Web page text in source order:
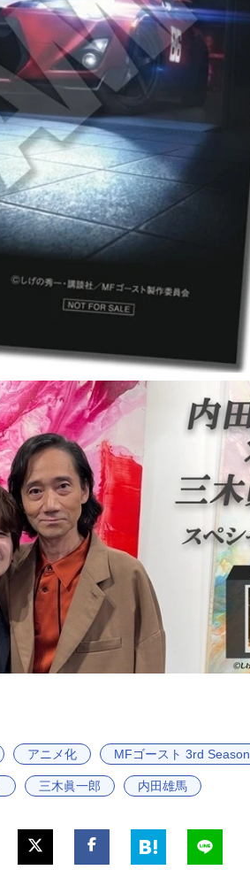
アニメ化 MFゴースト 3rd Season
三木眞一郎 内田雄馬